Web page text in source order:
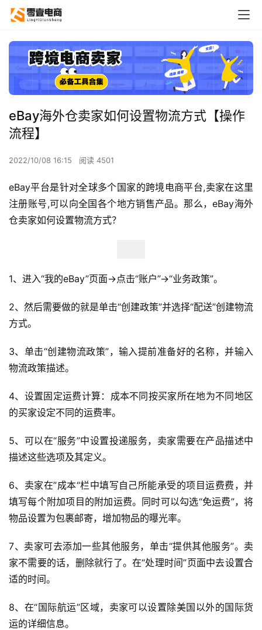
eBay海外仓卖家如何设置物流方式【操作
流程】
2022/10/08 16:15 阅读 4501
eBay平台是针对全球多个国家的跨境电商平台,卖家在这里
注册账号,可以向全国各个地方销售产品。那么，eBay海外
仓卖家如何设置物流方式？
1、进入“我的eBay”页面→点击“账户”→“业务政策”。
2、然后需要做的就是单击“创建政策”并选择“配送”创建物流
方式。
3、单击“创建物流政策”，输入提前准备好的名称，并输入
物流政策描述。
4、设置固定运费计算：成本不同按买家所在地为不同地区
的买家设定不同的运费率。
5、可以在“服务”中设置投递服务，卖家需要在产品描述中
描述这些选项及其定义。
6、卖家在”成本“栏中填写自己所能承受的项目运费费，并
填写每个附加项目的附加运费。同时可以勾选“免运费”，将
物品设置为包裹邮寄，增加物品的曝光率。
7、卖家可去添加一些其他服务，单击“提供其他服务”。卖
家不需要的话，删除就行了。在“处理时间”页面中去设置合
适的时间。
8、在“国际航运”区域，卖家可以设置除美国以外的国际货
运的详细信息。